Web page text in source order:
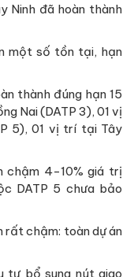
Ninh đã hoàn thành
một số tồn tại, hạn
thành đúng hạn 15
Nai (DATP 3), 01 vị
5), 01 vị trí tại Tây
chậm 4-10% giá trị
DATP 5 chưa bảo
rất chậm: toàn dự án
tư bổ sung nút giao